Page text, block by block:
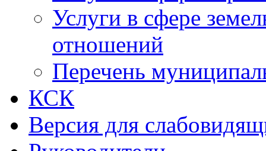
Услуги в сфере
отношений
Перечень
КСК
Версия для